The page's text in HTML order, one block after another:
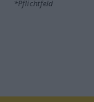
*Pflichtfeld